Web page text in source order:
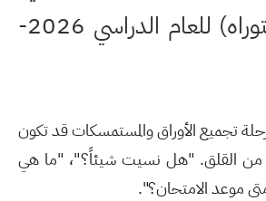
للعام الدراسي
2026-
تجميع الأوراق والمستمسكات قد تكون
من القلق. "هل نسيت شيئاً؟"، "ما هي